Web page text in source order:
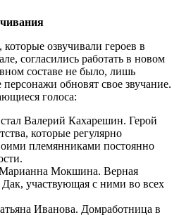
озвучивали героев в
согласились работать в новом
составе не было, лишь
обновят свое звучание.
голоса:
Валерий Кахарешин. Герой
которые регулярно
племянниками постоянно
Мокшина. Верная
Дак, участвующая с ними во всех
Иванова. Домработница в